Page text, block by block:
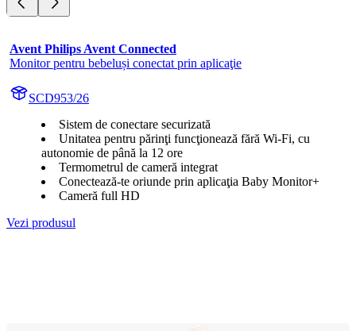
Avent Philips Avent Connected
Monitor pentru bebeluși conectat prin aplicaţie
SCD953/26
Sistem de conectare securizată
Unitatea pentru părinţi funcţionează fără Wi-Fi, cu
autonomie de până la 12 ore
Termometrul de cameră integrat
Conectează-te oriunde prin aplicaţia Baby Monitor+
Cameră full HD
Vezi produsul